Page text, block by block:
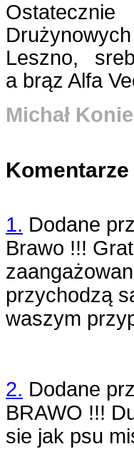
Leszno,
a brąz Alfa
Michał
Komentarze
1. Dodane
Brawo !!!
przychodzą
waszym
2. Dodane
BRAWO !!!
sie jak psu